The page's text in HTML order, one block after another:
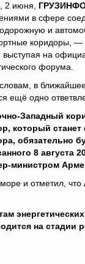
2 июня,
в сфере
и
коридоры, —
, выступая на
форума.
в
ещё одно
Западный
который
обязательно
8 августа
министром
и отметил,
на стадии